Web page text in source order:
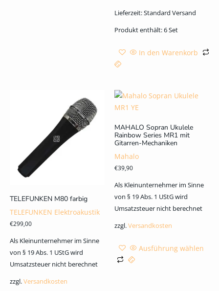
Lieferzeit:Standard Versand
Produkt enthält: 6Set
In den Warenkorb
TELEFUNKEN M80 farbig
TELEFUNKEN Elektroakustik
€299,00
Als Kleinunternehmer im Sinne
von § 19 Abs. 1 UStG wird
Umsatzsteuer nicht berechnet
zzgl.Versandkosten
MAHALO Sopran Ukulele
Rainbow Series MR1 mit
Gitarren-Mechaniken
Mahalo
€39,90
Als Kleinunternehmer im Sinne
von § 19 Abs. 1 UStG wird
Umsatzsteuer nicht berechnet
zzgl.Versandkosten
Ausführung wählen